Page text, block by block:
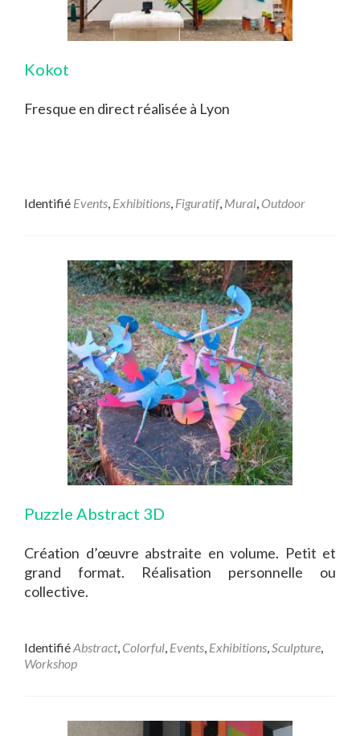
Kokot
Fresque en direct réalisée à Lyon
Identifié Events, Exhibitions, Figuratif, Mural, Outdoor
Puzzle Abstract 3D
Création d’œuvre abstraite en volume. Petit et
grand format. Réalisation personnelle ou
collective.
IdentifiéAbstract, Colorful, Events, Exhibitions,Sculpture,
Workshop